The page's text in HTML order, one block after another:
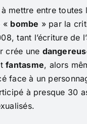
mettre entre toutes
« bombe » par la
tant l’écriture de
crée une
fantasme, alors
face à un
à presque 30